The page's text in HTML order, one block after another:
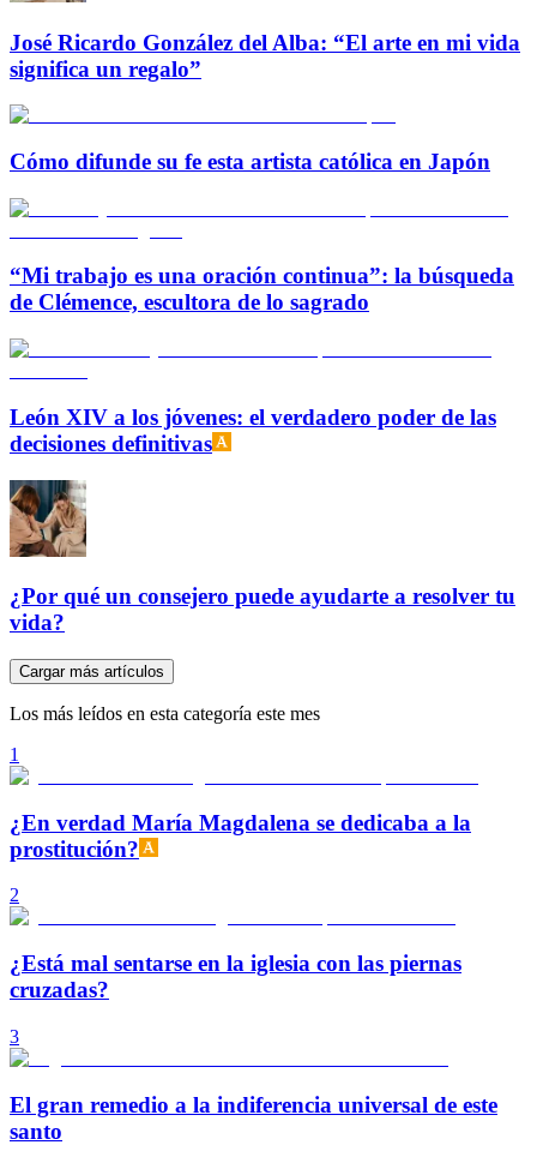
José Ricardo González del Alba: “El arte en mi vida
significa un regalo”
Cómo difunde su fe esta artista católica en Japón
“Mi trabajo es una oración continua”: la búsqueda
de Clémence, escultora de lo sagrado
León XIV a los jóvenes: el verdadero poder de las
decisiones definitivas
¿Por qué un consejero puede ayudarte a resolver tu
vida?
Cargar más artículos
Los más leídos en esta categoría este mes
1
¿En verdad María Magdalena se dedicaba a la
prostitución?
2
¿Está mal sentarse en la iglesia con las piernas
cruzadas?
3
El gran remedio a la indiferencia universal de este
santo